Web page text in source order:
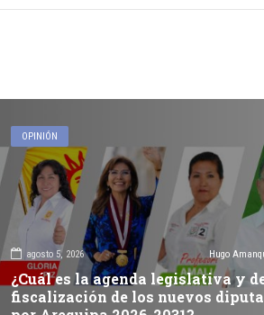
OPINIÓN
agosto 5, 2026 Hugo
¿Cuál es la agenda legislativa y
fiscalización de los nuevos